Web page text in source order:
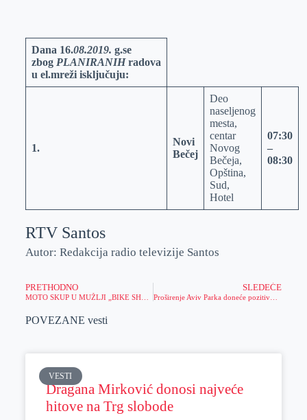
A
p
l
Dana 16.08.2019. g.se
zbog PLANIRANIHradova
u el.mreži isključuju:
1.
Novi
Bečej
Deo
naseljenog
mesta,
centar
Novog
Bečeja,
Opština,
Sud,
Hotel
07:30
–
08:30
RTV Santos
Autor: Redakcija radio televizije Santos
PRETHODNO
MOTO SKUP U MUŽLJI „BIKE SHOW ’19“ OD 15. DO 18. AVGUSTA
SLEDEĆE
POVEZANE vesti
VESTI
Dragana Mirković donosi najveće
hitove na Trg slobode